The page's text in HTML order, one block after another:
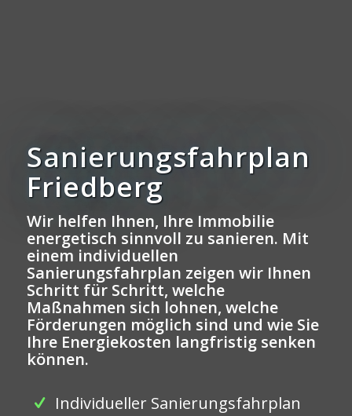
Sanierungsfahrplan
Friedberg
Wir helfen Ihnen, Ihre Immobilie
energetisch sinnvoll zu sanieren. Mit
einem individuellen
Sanierungsfahrplan zeigen wir Ihnen
Schritt für Schritt, welche
Maßnahmen sich lohnen, welche
Förderungen möglich sind und wie Sie
Ihre Energiekosten langfristig senken
können.
Individueller Sanierungsfahrplan